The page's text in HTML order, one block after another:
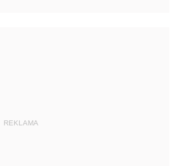
REKLAMA